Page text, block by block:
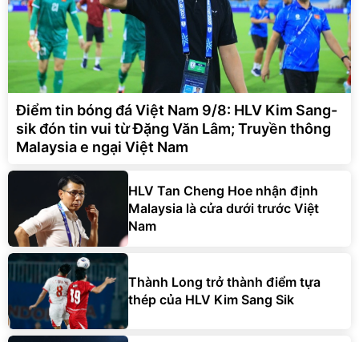
Điểm tin bóng đá Việt Nam 9/8: HLV Kim Sang-
sik đón tin vui từ Đặng Văn Lâm; Truyền thông
Malaysia e ngại Việt Nam
HLV Tan Cheng Hoe nhận định
Malaysia là cửa dưới trước Việt
Nam
Thành Long trở thành điểm tựa
thép của HLV Kim Sang Sik